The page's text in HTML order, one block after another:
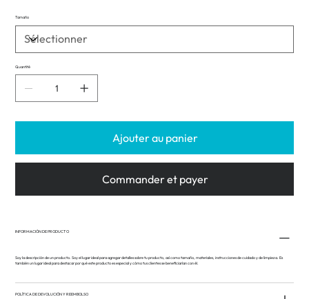
Tamaño
Quantité
Ajouter au panier
Commander et payer
INFORMACIÓN DE PRODUCTO
Soy la descripción de un producto. Soy el lugar ideal para agregar detalles sobre tu producto, así como tamaño, materiales, instrucciones de cuidado y de limpieza. Es
también un lugar ideal para destacar por qué este producto es especial y cómo tus clientes se beneficiarían con él.
POLÍTICA DE DEVOLUCIÓN Y REEMBOLSO